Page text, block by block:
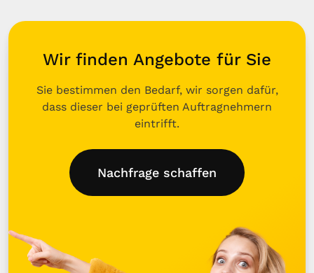
Wir finden Angebote für Sie
Sie bestimmen den Bedarf, wir sorgen dafür,
dass dieser bei geprüften Auftragnehmern
eintrifft.
Nachfrage schaffen